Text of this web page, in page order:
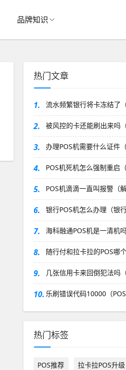
品牌知识
热门文章
1. 流水频繁银行将卡冻结了
2. 被风控的卡还能刷出来吗
3. 办理POS机需要什么证件
4. POS机死机怎么强制重启
5. POS机滴滴一直叫报警（
6. 银行POS机怎么办理（银
7. 海科融通POS机是一清机
8. 随行付和拉卡拉的POS哪
9. 几张信用卡来回倒犯法吗
10. 乐刷错误代码10000（
热门标签
POS推荐 拉卡拉POS升级